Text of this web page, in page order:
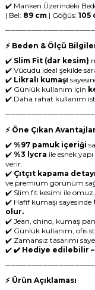
✔️ Manken Üzerindeki
| Bel: 89 cm | Göğüs: 105
⚡ Beden & Ölçü
✔️ Slim Fit (dar kesim)
✔️ Vücudu ideal şekilde
✔️ Likralı kumaşı
✔️ Günlük kullanım için
✔️ Daha rahat kullanım
⚡ Öne Çıkan Avantajlar
✔️ %97 pamuk içeriği
✔️ %3 lycra ile esnek
verir.
✔️ Çıtçıt kapama detayı
ve premium görünüm
✔️ Slim fit kesimi ile omuz,
✔️ Hafif kumaşı sayesinde
olur.
✔️ Jean, chino, kumaş
✔️ Günlük kullanım, ofis
✔️ Zamansız tasarımı
✔️ ✔️ Hediye edilebilir
⚡ Ürün Açıklaması